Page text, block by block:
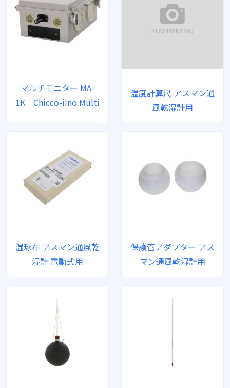
マルチモニター MA-
1K Chicco-iino Multi
温度計算尺 アスマン通
風乾湿計用
湿球布 アスマン通風乾
湿計 電動式用
保護管アダプター アス
マン通風乾湿計用